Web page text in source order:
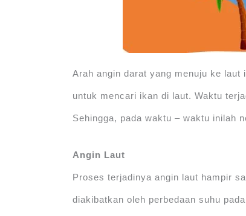
Arah angin darat yang menuju ke
untuk mencari ikan di laut. Waktu
Sehingga, pada waktu – waktu inilah
Angin Laut
Proses terjadinya angin laut hampir
diakibatkan oleh perbedaan suhu